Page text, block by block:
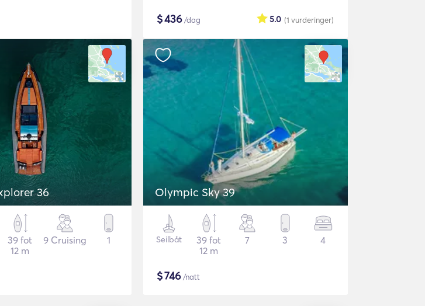
$436/dag (1 vurderinger)
5.0
36
39 fot
12 m
9 Cruising 1
Olympic Sky 39
Seilbåt
39 fot
12 m
7 3 4
$746/natt